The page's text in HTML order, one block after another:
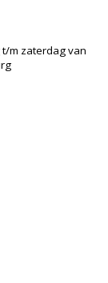
m zaterdag van